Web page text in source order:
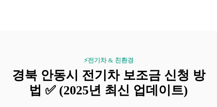
⚡️전기차 & 친환경
경북 안동시 전기차 보조금 신청 방
법 ✅ (2025년 최신 업데이트)